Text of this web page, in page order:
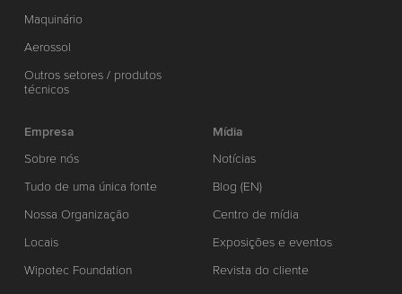
Maquinário
Aerossol
Outros setores / produtos
técnicos
Empresa
Sobre nós
Tudo de uma única fonte
Nossa Organização
Locais
Wipotec Foundation
Mídia
Notícias
Blog (EN)
Centro de mídia
Exposições e eventos
Revista do cliente